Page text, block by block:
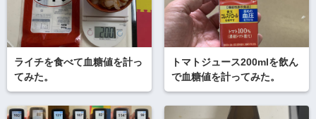
ライチを食べて血糖値を計っ
てみた。
トマトジュース200mlを飲ん
で血糖値を計ってみた。